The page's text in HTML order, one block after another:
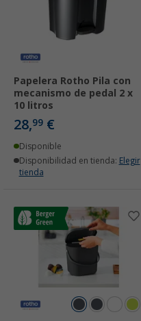
Papelera Rotho Pila con
mecanismo de pedal 2 x
10 litros
28,99 €
Disponible
Disponibilidad en tienda: Elegir
tienda